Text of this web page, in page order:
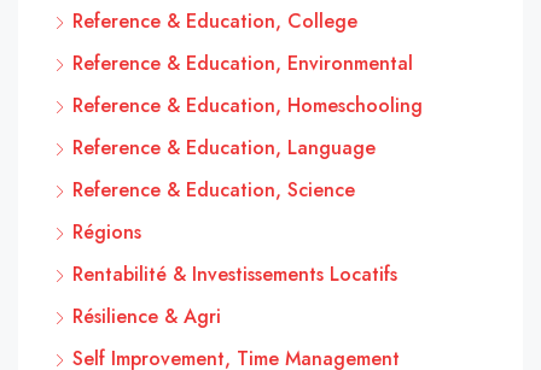
Reference & Education, College
Reference & Education, Environmental
Reference & Education, Homeschooling
Reference & Education, Language
Reference & Education, Science
Régions
Rentabilité & Investissements Locatifs
Résilience & Agri
Self Improvement, Time Management